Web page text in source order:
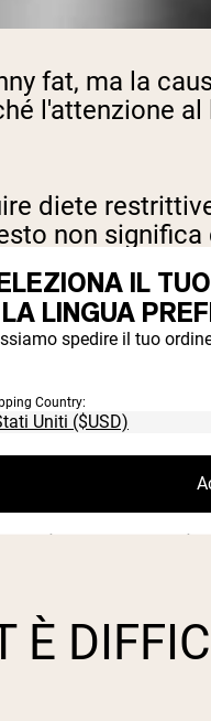
fat, ma la
l'attenzione
diete
non
assumere
un ruolo
fat a causa
di stress
il
È
IL
LINGUA
spedire il tuo
Country: